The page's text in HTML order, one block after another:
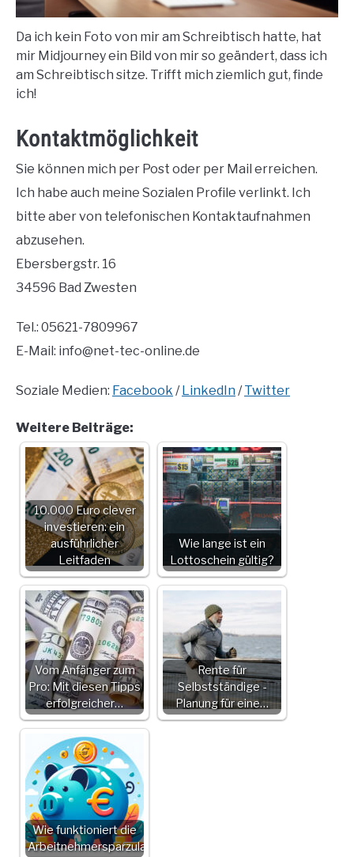
Da ich kein Foto von mir am Schreibtisch hatte, hat
mir Midjourney ein Bild von mir so geändert, dass ich
am Schreibtisch sitze. Trifft mich ziemlich gut, finde
ich!
Kontaktmöglichkeit
Sie können mich per Post oder per Mail erreichen.
Ich habe auch meine Sozialen Profile verlinkt. Ich
bitte aber von telefonischen Kontaktaufnahmen
abzusehen.
Ebersbergstr. 16
34596 Bad Zwesten
Tel.: 05621-7809967
E-Mail: info@net-tec-online.de
Soziale Medien: Facebook / LinkedIn /Twitter
Weitere Beiträge:
10.000 Euro clever
investieren: ein
ausführlicher
Leitfaden
Wie lange ist ein
Lottoschein gültig?
Vom Anfänger zum
Pro: Mit diesen Tipps
erfolgreicher…
Rente für
Selbstständige -
Planung für eine…
Wie funktioniert die
Arbeitnehmersparzulage?